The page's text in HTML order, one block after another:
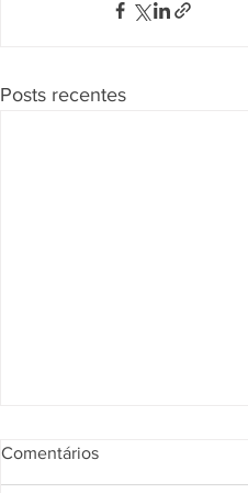
Posts recentes
Comentários